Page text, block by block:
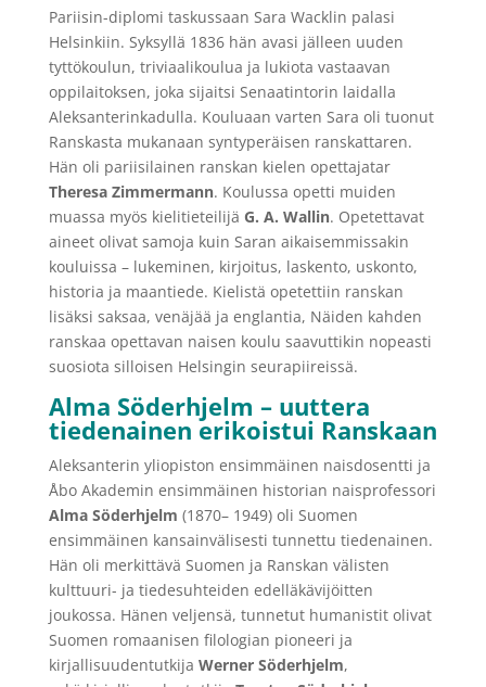
Pariisin-diplomi taskussaan Sara Wacklin palasi
Helsinkiin. Syksyllä 1836 hän avasi jälleen uuden
tyttökoulun, triviaalikoulua ja lukiota vastaavan
oppilaitoksen, joka sijaitsi Senaatintorin laidalla
Aleksanterinkadulla. Kouluaan varten Sara oli tuonut
Ranskasta mukanaan syntyperäisen ranskattaren.
Hän oli pariisilainen ranskan kielen opettajatar
Theresa Zimmermann. Koulussa opetti muiden
muassa myös kielitieteilijä G. A. Wallin. Opetettavat
aineet olivat samoja kuin Saran aikaisemmissakin
kouluissa – lukeminen, kirjoitus, laskento, uskonto,
historia ja maantiede. Kielistä opetettiin ranskan
lisäksi saksaa, venäjää ja englantia, Näiden kahden
ranskaa opettavan naisen koulu saavuttikin nopeasti
suosiota silloisen Helsingin seurapiireissä.
Alma Söderhjelm – uuttera
tiedenainen erikoistui Ranskaan
Aleksanterin yliopiston ensimmäinen naisdosentti ja
Åbo Akademin ensimmäinen historian naisprofessori
Alma Söderhjelm (1870– 1949) oli Suomen
ensimmäinen kansainvälisesti tunnettu tiedenainen.
Hän oli merkittävä Suomen ja Ranskan välisten
kulttuuri- ja tiedesuhteiden edelläkävijöitten
joukossa. Hänen veljensä, tunnetut humanistit olivat
Suomen romaanisen filologian pioneeri ja
kirjallisuudentutkija Werner Söderhjelm,